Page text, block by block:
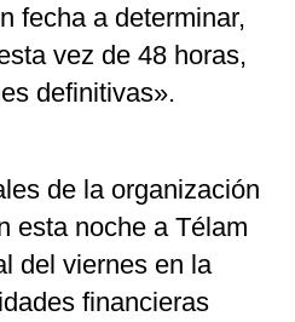
fecha a determinar,
vez de 48 horas,
definitivas».
de la organización
esta noche a Télam
del viernes en la
financieras